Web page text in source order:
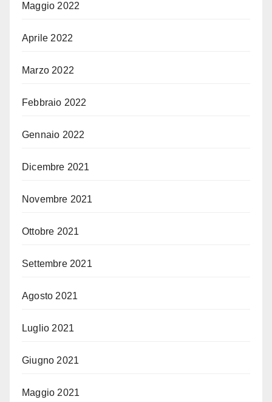
Maggio 2022
Aprile 2022
Marzo 2022
Febbraio 2022
Gennaio 2022
Dicembre 2021
Novembre 2021
Ottobre 2021
Settembre 2021
Agosto 2021
Luglio 2021
Giugno 2021
Maggio 2021